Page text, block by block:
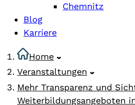
Chemnitz
Blog
Karriere
Home
Veranstaltungen
Mehr Transparenz und
Weiterbildungsangeboten